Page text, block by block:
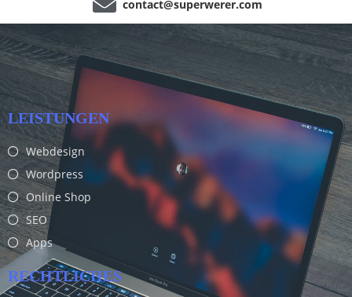
contact@superwerer.com
LEISTUNGEN
Webdesign
Wordpress
Online Shop
SEO
Apps
RECHTLICHES